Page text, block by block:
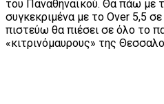
του Παναθηναϊκού. Θα πάω με
συγκεκριμένα με το Over 5,5
πιστεύω θα πιέσει σε όλο το
«κιτρινόμαυρους» της